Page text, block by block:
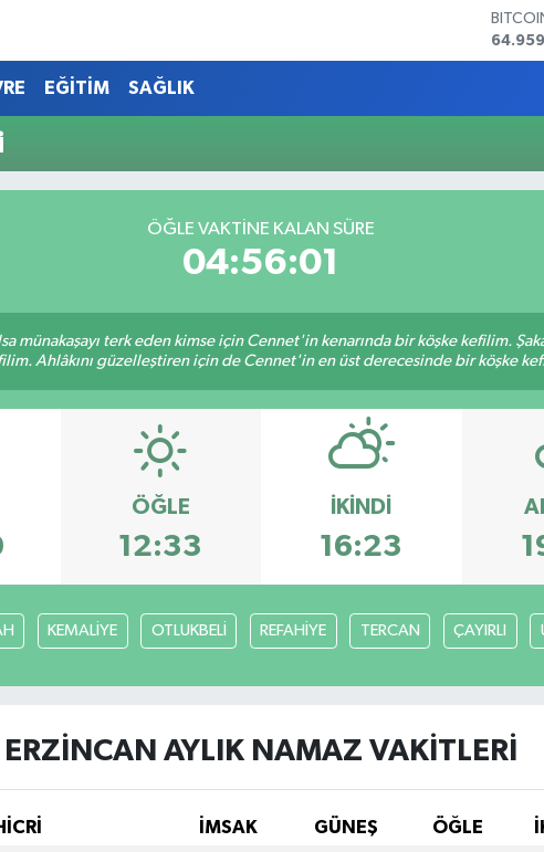
DOLAR
EĞİTİM SAĞLIK
ÖĞLE VAKTINE KALAN SÜRE
04:56:01
münakaşayı terk eden kimse için Cennet'in kenarında bir köşke kefilim.
Ahlâkını güzelleştiren için de Cennet'in en üst derecesinde bir köşke
ÖĞLE
12:33
İKINDI
16:23
KEMALİYE OTLUKBELİ REFAHİYE TERCAN ÇAYIRLI
ERZİNCAN AYLIK NAMAZ VAKITLERI
İMSAK GÜNEŞ ÖĞLE